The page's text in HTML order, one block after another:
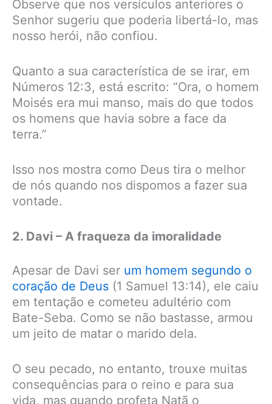
Observe que nos versículos anteriores o
Senhor sugeriu que poderia libertá-lo, mas
nosso herói, não confiou.
Quanto a sua característica de se irar, em
Números 12:3, está escrito: “Ora, o homem
Moisés era mui manso, mais do que todos
os homens que havia sobre a face da
terra.”
Isso nos mostra como Deus tira o melhor
de nós quando nos dispomos a fazer sua
vontade.
2. Davi – A fraqueza da imoralidade
Apesar de Davi ser um homem segundo o
coração de Deus (1 Samuel 13:14), ele caiu
em tentação e cometeu adultério com
Bate-Seba. Como se não bastasse, armou
um jeito de matar o marido dela.
O seu pecado, no entanto, trouxe muitas
consequências para o reino e para sua
vida, mas quando profeta Natã o